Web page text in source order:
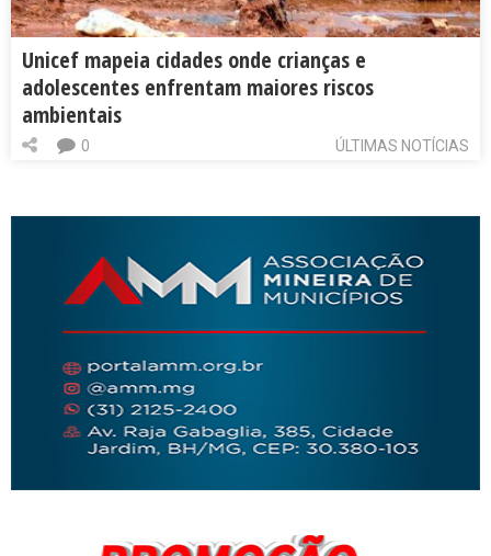
Unicef mapeia cidades onde crianças e
adolescentes enfrentam maiores riscos
ambientais
ÚLTIMAS NOTÍCIAS
0